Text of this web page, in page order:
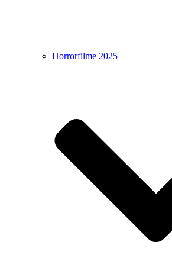
Horrorfilme 2025